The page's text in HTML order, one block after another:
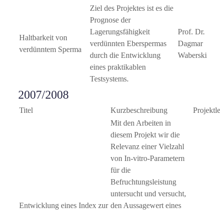
Haltbarkeit von
verdünntem Sperma
Ziel des Projektes ist es die
Prognose der
Lagerungsfähigkeit
verdünnten Eberspermas
durch die Entwicklung
eines praktikablen
Testsystems.
Prof. Dr.
Dagmar
Waberski
2007/2008
Titel Kurzbeschreibung
Entwicklung eines Index zur
Mit den Arbeiten in
diesem Projekt wir die
Relevanz einer Vielzahl
von In-vitro-Parametern
für die
Befruchtungsleistung
untersucht und versucht,
den Aussagewert eines